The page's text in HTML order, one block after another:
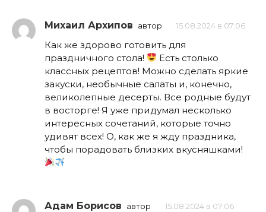
Михаил Архипов автор 15.08.2024 в 07:06
Как же здорово готовить для
праздничного стола!
Есть столько
классных рецептов! Можно сделать яркие
закуски, необычные салаты и, конечно,
великолепные десерты. Все родные будут
в восторге! Я уже придумал несколько
интересных сочетаний, которые точно
удивят всех! О, как же я жду праздника,
чтобы порадовать близких вкусняшками!
Адам Борисов автор 15.08.2024 в 07:06